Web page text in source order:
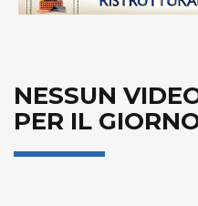
NESSUN
PER IL